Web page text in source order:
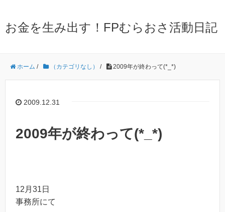
お金を生み出す！FPむらおさ活動日記
ホーム / （カテゴリなし） / 2009年が終わって(*_*)
2009.12.31
2009年が終わって(*_*)
12月31日
事務所にて